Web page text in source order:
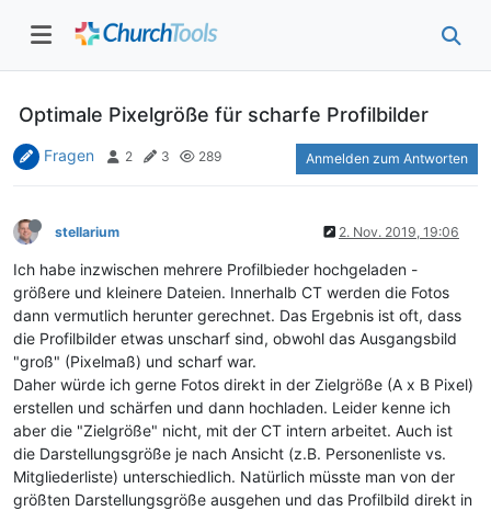
Optimale Pixelgröße für scharfe Profilbilder
Fragen 2 3 289 Anmelden zum Antworten
stellarium 2. Nov. 2019, 19:06
Ich habe inzwischen mehrere Profilbieder hochgeladen -
größere und kleinere Dateien. Innerhalb CT werden die Fotos
dann vermutlich herunter gerechnet. Das Ergebnis ist oft, dass
die Profilbilder etwas unscharf sind, obwohl das Ausgangsbild
"groß" (Pixelmaß) und scharf war.
Daher würde ich gerne Fotos direkt in der Zielgröße (A x B Pixel)
erstellen und schärfen und dann hochladen. Leider kenne ich
aber die "Zielgröße" nicht, mit der CT intern arbeitet. Auch ist
die Darstellungsgröße je nach Ansicht (z.B. Personenliste vs.
Mitgliederliste) unterschiedlich. Natürlich müsste man von der
größten Darstellungsgröße ausgehen und das Profilbild direkt in